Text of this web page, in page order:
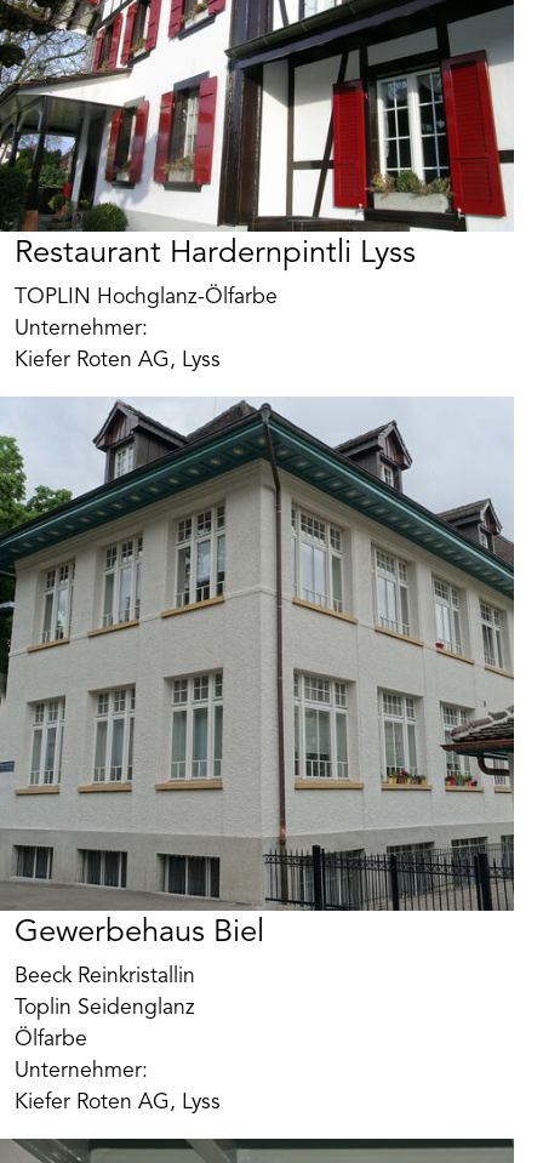
Restaurant Hardernpintli Lyss
TOPLIN Hochglanz-Ölfarbe
Unternehmer:
Kiefer Roten AG, Lyss
Gewerbehaus Biel
Beeck Reinkristallin
Toplin Seidenglanz
Ölfarbe
Unternehmer:
Kiefer Roten AG, Lyss